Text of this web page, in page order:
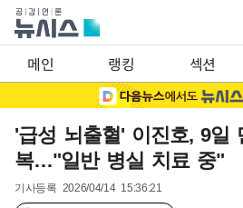
메인 랭킹 섹션
'급성 뇌출혈' 이진호, 9일
복…"일반 병실 치료 중"
기사등록 2026/04/14 15:36:21